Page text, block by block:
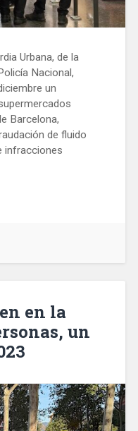
Urbana, de la
Nacional,
un
Barcelona,
de fluido
infracciones
en la
un